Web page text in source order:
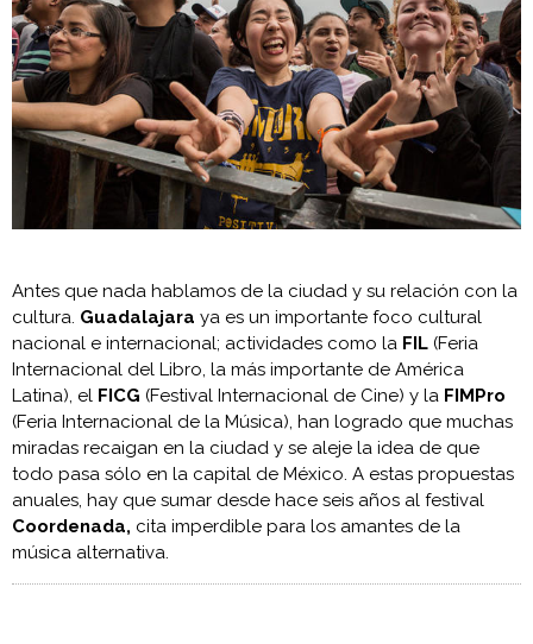
Antes que nada hablamos de la ciudad y su relación con la
cultura. Guadalajara ya es un importante foco cultural
nacional e internacional; actividades como la FIL (Feria
Internacional del Libro, la más importante de América
Latina), el FICG (Festival Internacional de Cine) y la FIMPro
(Feria Internacional de la Música), han logrado que muchas
miradas recaigan en la ciudad y se aleje la idea de que
todo pasa sólo en la capital de México. A estas propuestas
anuales, hay que sumar desde hace seis años al festival
Coordenada, cita imperdible para los amantes de la
música alternativa.